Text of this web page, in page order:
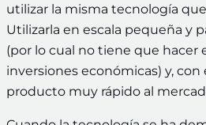
utilizar la misma tecnología
Utilizarla en escala pequeña y
(por lo cual no tiene que hacer
inversiones económicas) y, con
producto muy rápido al